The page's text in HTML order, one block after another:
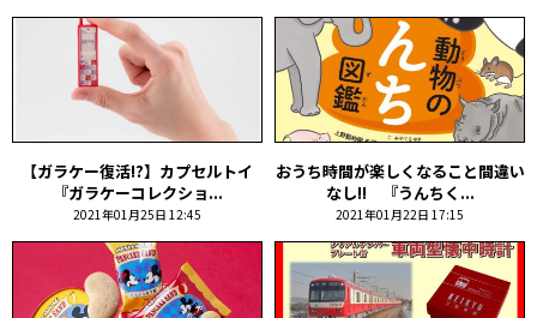
【ガラケー復活!?】カプセルトイ
『ガラケーコレクショ...
2021年01月25日 12:45
おうち時間が楽しくなること間違い
なし!! 『うんちく...
2021年01月22日 17:15